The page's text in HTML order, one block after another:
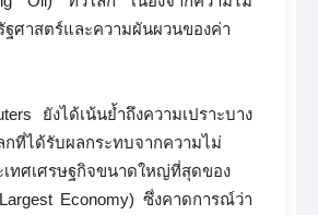
ศาสตร์และความผันผวนของค่า
ยังได้เน้นย้ำถึงความเปราะบาง
กที่ได้รับผลกระทบจากความไม่
ทศเศรษฐกิจขนาดใหญ่ที่สุดของ
Economy) ซึ่งคาดการณ์ว่า